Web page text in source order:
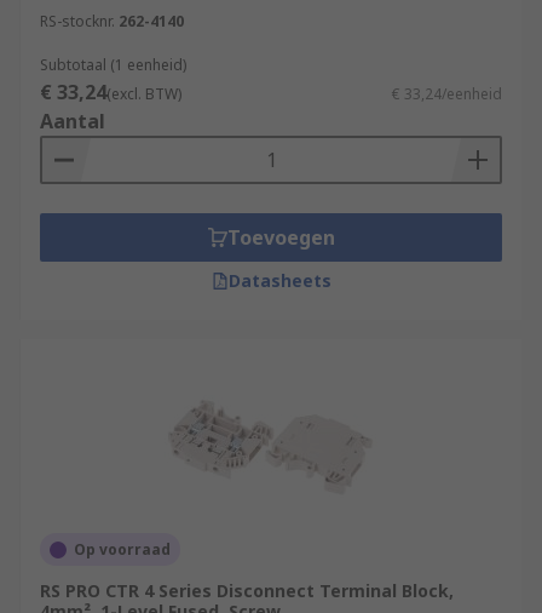
RS-stocknr. 262-4140
Subtotaal (1 eenheid)
€ 33,24(excl. BTW) € 33,24/eenheid
Aantal
Toevoegen
Datasheets
Op voorraad
RS PRO CTR 4 Series Disconnect Terminal Block,